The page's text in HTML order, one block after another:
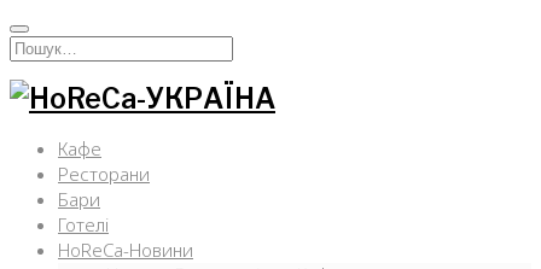
Перейти
кИскать:
Кафе
Ресторани
Бари
Готелі
HoReCa-Новини